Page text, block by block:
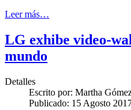
Leer más…
LG exhibe video-
mundo
Detalles
Escrito por: Martha
Publicado: 15 Agosto